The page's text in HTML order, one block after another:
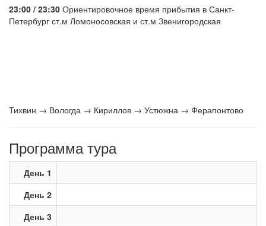
23:00 / 23:30 Ориентировочное время прибытия в Санкт-
Петербург ст.м Ломоносовская и ст.м Звенигородская
Тихвин → Вологда → Кириллов → Устюжна → Ферапонтово
Программа тура
День 1
День 2
День 3